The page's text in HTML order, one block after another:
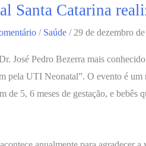
Santa Catarina
/ Saúde/ 29 de dezembro
José Pedro Bezerra mais
pela UTI Neonatal”. O evento é
de 5, 6 meses de gestação, e